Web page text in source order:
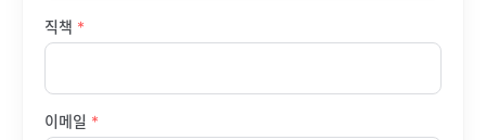
직책 *
이메일 *